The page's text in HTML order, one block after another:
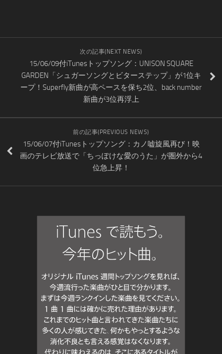
次の記事(NEXT NEWS)
15/06/09付iTunesトップソング：UNISON SQUARE
GARDEN「シュガーソングとビターステップ」が1位キ
ープ！Superfly新曲が高ペースを保ち2位、back number
新曲が3位再浮上
前の記事(PREVIOUS NEWS)
15/06/07付iTunesトップソング：カノ嘘旋風再び！映
画のテレビ放送で「ちっぽけな愛のうた」が圏外から4
位急上昇！